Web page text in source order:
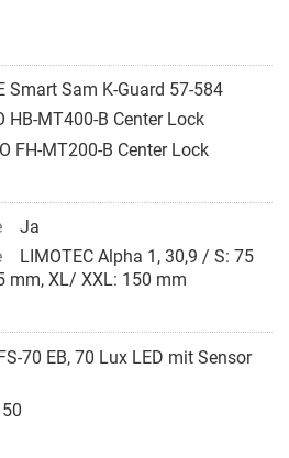
Smart Sam K-Guard 57-584
HB-MT400-B Center Lock
FH-MT200-B Center Lock
Ja
LIMOTEC Alpha 1, 30,9 / S: 75
mm, XL/ XXL: 150 mm
70 EB, 70 Lux LED mit Sensor